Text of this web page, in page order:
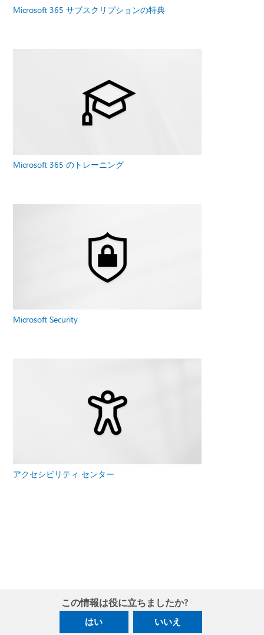
Microsoft 365 サブスクリプションの特典
Microsoft 365 のトレーニング
Microsoft Security
アクセシビリティ センター
この情報は役に立ちましたか?
はい いいえ